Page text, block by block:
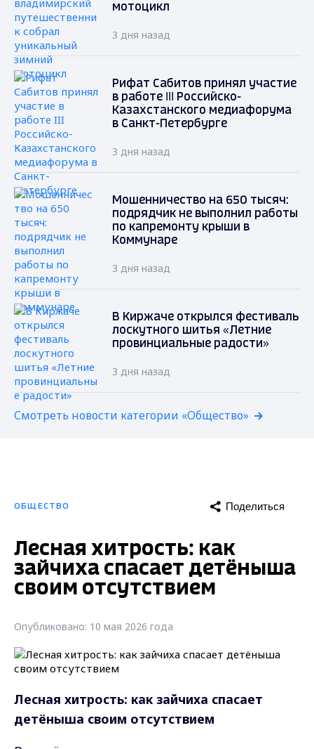
мотоцикл
3 дня назад
Рифат Сабитов принял участие
в работе III Российско-
Казахстанского медиафорума
в Санкт-Петербурге
3 дня назад
Мошенничество на 650 тысяч:
подрядчик не выполнил работы
по капремонту крыши в
Коммунаре
3 дня назад
В Киржаче открылся фестиваль
лоскутного шитья «Летние
провинциальные радости»
3 дня назад
Смотреть новости категории «Общество»
ОБЩЕСТВО Поделиться
Лесная хитрость: как
зайчиха спасает детёныша
своим отсутствием
Опубликовано: 10 мая 2026 года
Лесная хитрость: как зайчиха спасает
детёныша своим отсутствием